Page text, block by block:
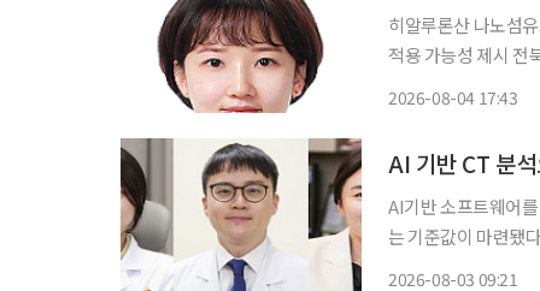
히알루론산 나노섬
적용 가능성 제시 전북대학교 연구진이 림프부종 치료에 활용할 수 있는 인공 림프도관을 개
2026-08-04 17:43
AI 기반 CT 분석
AI기반 소프트웨어
는 기준값이 마련됐다. 최주애 서울아산병원 영상의학과 교수, 김호철 서울아산병원
2026-08-03 09:21